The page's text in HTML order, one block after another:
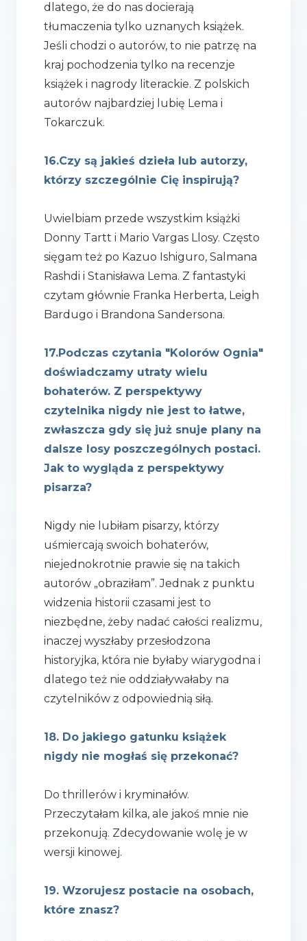
dlatego, że do nas docierają
tłumaczenia tylko uznanych książek.
Jeśli chodzi o autorów, to nie patrzę na
kraj pochodzenia tylko na recenzje
książek i nagrody literackie. Z polskich
autorów najbardziej lubię Lema i
Tokarczuk.
16.Czy są jakieś dzieła lub autorzy,
którzy szczególnie Cię inspirują?
Uwielbiam przede wszystkim książki
Donny Tartt i Mario Vargas Llosy. Często
sięgam też po Kazuo Ishiguro, Salmana
Rashdi i Stanisława Lema. Z fantastyki
czytam głównie Franka Herberta, Leigh
Bardugo i Brandona Sandersona.
17.Podczas czytania "Kolorów Ognia"
doświadczamy utraty wielu
bohaterów. Z perspektywy
czytelnika nigdy nie jest to łatwe,
zwłaszcza gdy się już snuje plany na
dalsze losy poszczególnych postaci.
Jak to wygląda z perspektywy
pisarza?
Nigdy nie lubiłam pisarzy, którzy
uśmiercają swoich bohaterów,
niejednokrotnie prawie się na takich
autorów „obraziłam”. Jednak z punktu
widzenia historii czasami jest to
niezbędne, żeby nadać całości realizmu,
inaczej wyszłaby przesłodzona
historyjka, która nie byłaby wiarygodna i
dlatego też nie oddziaływałaby na
czytelników z odpowiednią siłą.
18. Do jakiego gatunku książek
nigdy nie mogłaś się przekonać?
Do thrillerów i kryminałów.
Przeczytałam kilka, ale jakoś mnie nie
przekonują. Zdecydowanie wolę je w
wersji kinowej.
19. Wzorujesz postacie na osobach,
które znasz?